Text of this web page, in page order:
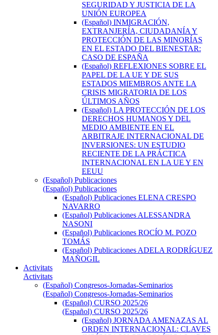
SEGURIDAD Y JUSTICIA DE LA
UNIÓN EUROPEA
(Español) INMIGRACIÓN,
EXTRANJERÍA, CIUDADANÍA Y
PROTECCIÓN DE LAS MINORÍAS
EN EL ESTADO DEL BIENESTAR:
CASO DE ESPAÑA
(Español) REFLEXIONES SOBRE EL
PAPEL DE LA UE Y DE SUS
ESTADOS MIEMBROS ANTE LA
CRISIS MIGRATORIA DE LOS
ÚLTIMOS AÑOS
(Español) LA PROTECCIÓN DE LOS
DERECHOS HUMANOS Y DEL
MEDIO AMBIENTE EN EL
ARBITRAJE INTERNACIONAL DE
INVERSIONES: UN ESTUDIO
RECIENTE DE LA PRÁCTICA
INTERNACIONAL EN LA UE Y EN
EEUU
(Español) Publicaciones
(Español) Publicaciones
(Español) Publicaciones ELENA CRESPO
NAVARRO
(Español) Publicaciones ALESSANDRA
NASONI
(Español) Publicaciones ROCÍO M. POZO
TOMÁS
(Español) Publicaciones ADELA RODRÍGUEZ
MAÑOGIL
Activitats
Activitats
(Español) Congresos-Jornadas-Seminarios
(Español) Congresos-Jornadas-Seminarios
(Español) CURSO 2025/26
(Español) CURSO 2025/26
(Español) JORNADA AMENAZAS AL
ORDEN INTERNACIONAL: CLAVES